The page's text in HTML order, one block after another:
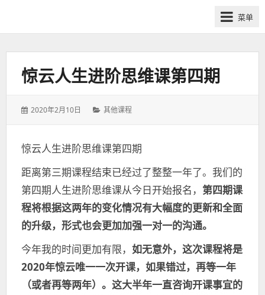
筹
菜单
惊云人生进阶思维课第四期
发
2020年2月10日
分
其他课程
惊云人生进阶思维课第四期
距离第三期课程结束已经过了整整一年了。我们的
第四期人生进阶思维课从今日开始报名， 第四期课
程将根据这两年的变化情况有大幅度的更新和全面
的升级，形式也会更加加强一对一的沟通。
今年我的时间更加有限， 如无意外，这次课程将是
2020年惊云唯一一次开课，如果错过，再等一年
（或者再等两年）。这大半年一直咨询开课事宜的